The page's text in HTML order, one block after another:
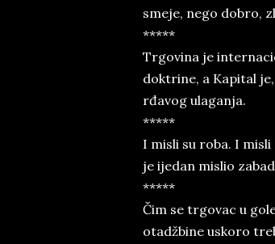
smeje, nego dobro,
*****
Trgovina je
doktrine, a Kapital
rđavog ulaganja.
*****
I misli su roba. I
je ijedan mislio
*****
Čim se trgovac u
otadžbine uskoro